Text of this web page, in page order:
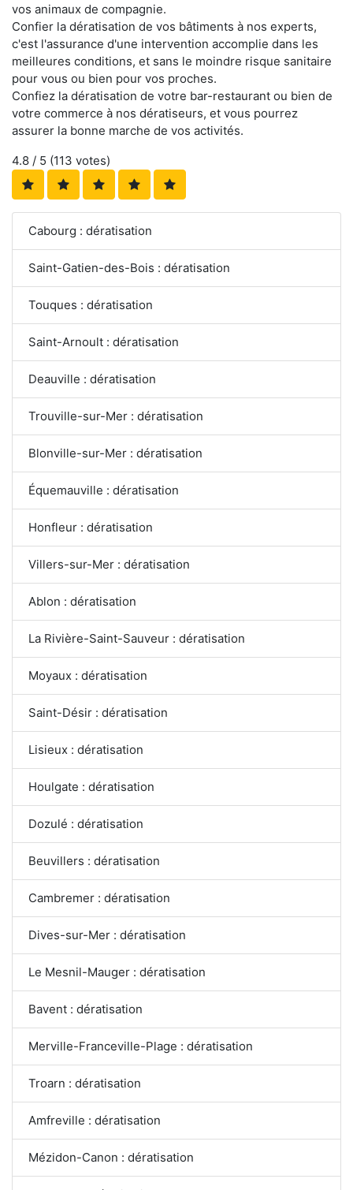
vos animaux de compagnie.
Confier la dératisation de vos bâtiments à nos experts,
c'est l'assurance d'une intervention accomplie dans les
meilleures conditions, et sans le moindre risque sanitaire
pour vous ou bien pour vos proches.
Confiez la dératisation de votre bar-restaurant ou bien de
votre commerce à nos dératiseurs, et vous pourrez
assurer la bonne marche de vos activités.
4.8 / 5 (113 votes)
Cabourg : dératisation
Saint-Gatien-des-Bois : dératisation
Touques : dératisation
Saint-Arnoult : dératisation
Deauville : dératisation
Trouville-sur-Mer : dératisation
Blonville-sur-Mer : dératisation
Équemauville : dératisation
Honfleur : dératisation
Villers-sur-Mer : dératisation
Ablon : dératisation
La Rivière-Saint-Sauveur : dératisation
Moyaux : dératisation
Saint-Désir : dératisation
Lisieux : dératisation
Houlgate : dératisation
Dozulé : dératisation
Beuvillers : dératisation
Cambremer : dératisation
Dives-sur-Mer : dératisation
Le Mesnil-Mauger : dératisation
Bavent : dératisation
Merville-Franceville-Plage : dératisation
Troarn : dératisation
Amfreville : dératisation
Mézidon-Canon : dératisation